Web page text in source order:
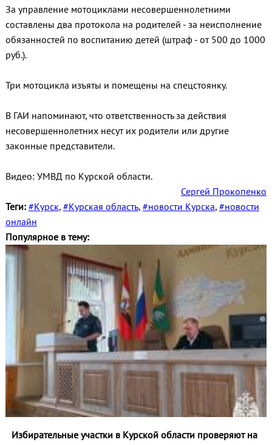
За управление мотоциклами несовершеннолетними
составлены два протокола на родителей - за неисполнение
обязанностей по воспитанию детей (штраф - от 500 до 1000
руб.).
Три мотоцикла изъяты и помещены на спецстоянку.
В ГАИ напоминают, что ответственность за действия
несовершеннолетних несут их родители или другие
законные представители.
Видео: УМВД по Курской области.
Сергей Прокопенко
Теги: #Курск, #Курская область, #новости Курска, #новости
онлайн
Популярное в тему:
Избирательные участки в Курской области проверяют на